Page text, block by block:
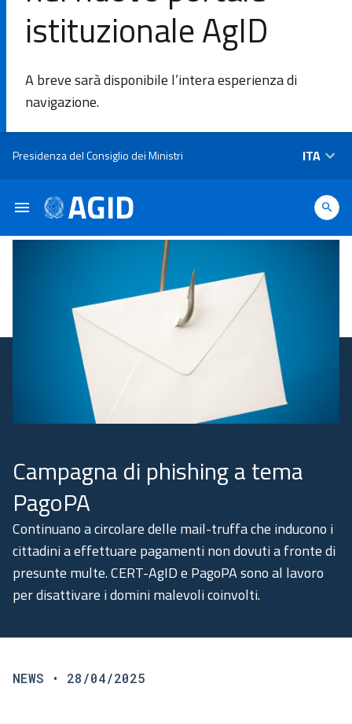
istituzionale AgID
A breve sarà disponibile l’intera esperienza di
navigazione.
Presidenza del Consiglio dei Ministri ITA
L'Agenzia
intervento
Piattaforme
e
Comunicazione
Campagna di phishing a tema
PagoPA
Continuano a circolare delle mail-truffa che inducono i
cittadini a effettuare pagamenti non dovuti a fronte di
presunte multe. CERT-AgID e PagoPA sono al lavoro
per disattivare i domini malevoli coinvolti.
NEWS • 28/04/2025